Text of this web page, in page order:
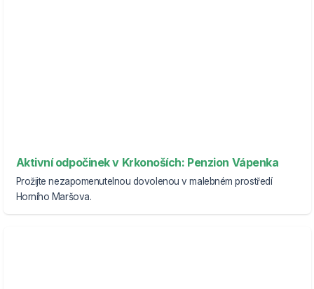
Aktivní odpočinek v Krkonoších: Penzion Vápenka
Prožijte nezapomenutelnou dovolenou v malebném prostředí
Horního Maršova.